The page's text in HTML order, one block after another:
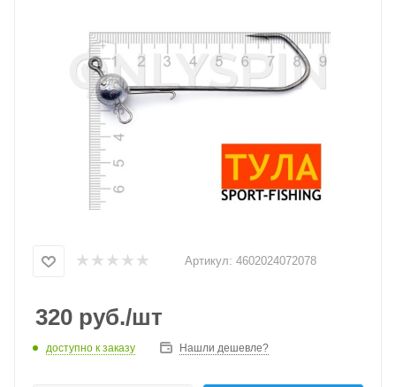
Артикул: 4602024072078
320 руб./шт
доступно к заказу Нашли дешевле?